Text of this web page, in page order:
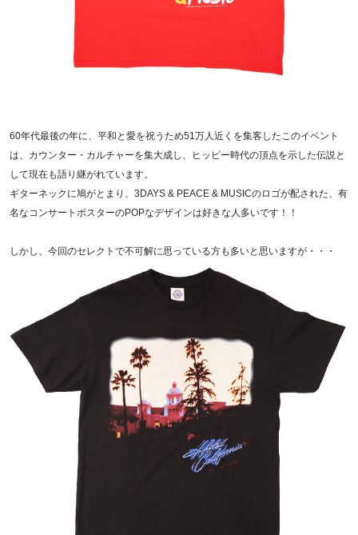
60年代最後の年に、平和と愛を祝うため51万人近くを集客したこのイベント
は、カウンター・カルチャーを集大成し、ヒッピー時代の頂点を示した伝説と
して現在も語り継がれています。
ギターネックに鳩がとまり、3DAYS & PEACE & MUSICのロゴが配された、有
名なコンサートポスターのPOPなデザインは好きな人多いです！！
しかし、今回のセレクトで不可解に思っている方も多いと思いますが・・・